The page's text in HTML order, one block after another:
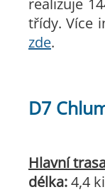
třídy. Více
zde.
D7
Hlavní
délka:4,4